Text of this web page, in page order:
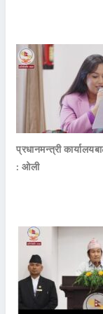
प्रधानमन्त्री
: ओली